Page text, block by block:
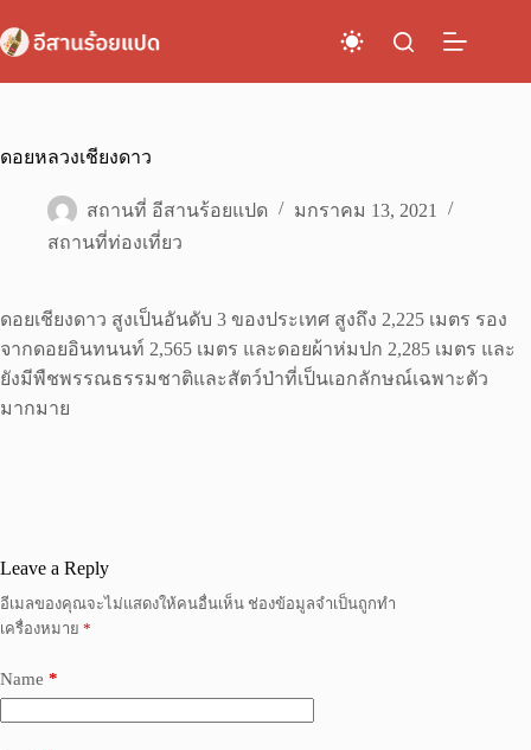
to
content
ดอยหลวงเชียงดาว
สถานที่ อีสานร้อยแปด
มกราคม 13, 2021
สถานที่ท่องเที่ยว
ดอยเชียงดาว สูงเป็นอันดับ 3 ของประเทศ สูงถึง 2,225 เมตร รอง
จากดอยอินทนนท์ 2,565 เมตร และดอยผ้าห่มปก 2,285 เมตร และ
ยังมีพืชพรรณธรรมชาติและสัตว์ป่าที่เป็นเอกลักษณ์เฉพาะตัว
มากมาย
Leave a Reply
อีเมลของคุณจะไม่แสดงให้คนอื่นเห็น ช่องข้อมูลจำเป็นถูกทำ
เครื่องหมาย *
Name *